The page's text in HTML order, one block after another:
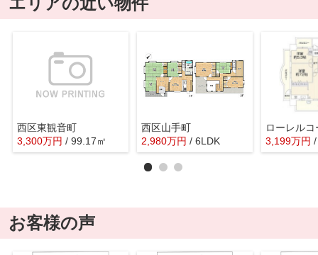
西区東観音町
3,300万円 / 99.17㎡
西区山手町
2,980万円 / 6LDK 3,199万円
お客様の声